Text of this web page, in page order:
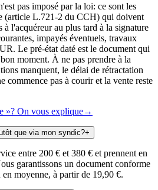
pas imposé par la loi: ce sont les
(article L.721-2 du CCH) qui doivent
à l'acquéreur au plus tard à la signature
impayés éventuels, travaux
Le pré-état daté est le document qui
moment. À ne pas prendre à la
manquent, le délai de rétractation
commence pas à courir et la vente reste
»? On vous explique→
que via mon syndic?+
entre 200 € et 380 € et prennent en
garantissons un document conforme
moyenne, à partir de 19,90 €.